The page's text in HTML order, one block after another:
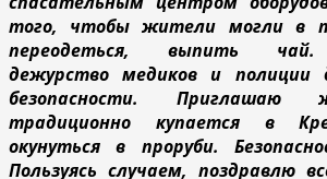
того, чтобы жители могли в
переодеться, выпить чай.
дежурство медиков и полиции
безопасности. Приглашаю
традиционно купается в
окунуться в проруби.
Пользуясь случаем, поздравлю